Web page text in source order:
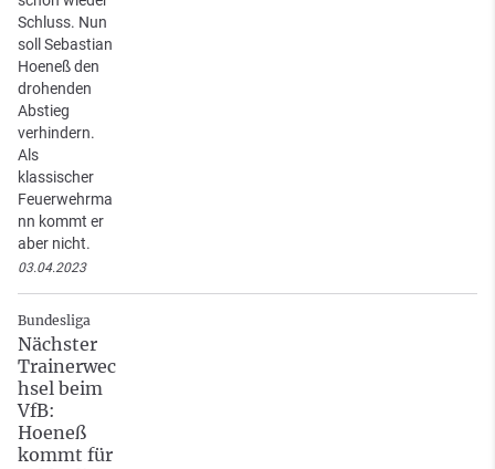
Schluss. Nun
soll Sebastian
Hoeneß den
drohenden
Abstieg
verhindern.
Als
klassischer
Feuerwehrma
nn kommt er
aber nicht.
03.04.2023
Bundesliga
Nächster
Trainerwec
hsel beim
VfB:
Hoeneß
kommt für